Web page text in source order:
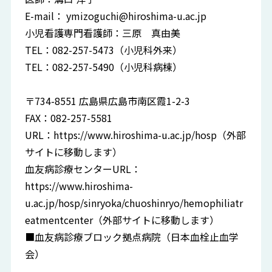
E-mail：ymizoguchi@hiroshima-u.ac.jp
小児看護専門看護師：三原 真由美
TEL：082-257-5473（小児科外来）
TEL：082-257-5490（小児科病棟）
〒734-8551 広島県広島市南区霞1-2-3
FAX：082-257-5581
URL： https://www.hiroshima-u.ac.jp/hosp （外部
サイトに移動します）
血友病診療センターURL：
https://www.hiroshima-
u.ac.jp/hosp/sinryoka/chuoshinryo/hemophiliatr
eatmentcenter（外部サイトに移動します）
■血友病診療ブロック拠点病院（日本血栓止血学
会）